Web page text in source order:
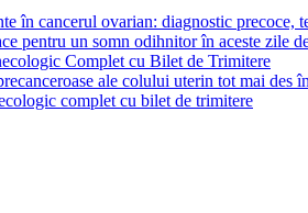
în cancerul ovarian: diagnostic precoce,
pentru un somn odihnitor în aceste zile
Complet cu Bilet de Trimitere
ale colului uterin tot mai des
complet cu bilet de trimitere